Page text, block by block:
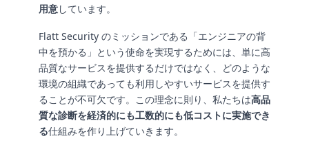
用意しています。
Flatt Security のミッションである「エンジニアの背
中を預かる」という使命を実現するためには、単に高
品質なサービスを提供するだけではなく、どのような
環境の組織であっても利用しやすいサービスを提供す
ることが不可欠です。この理念に則り、私たちは高品
質な診断を経済的にも工数的にも低コストに実施でき
る仕組みを作り上げていきます。